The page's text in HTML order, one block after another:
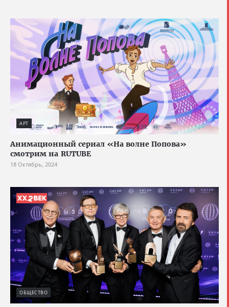
АРТ
Анимационный сериал «На волне Попова»
смотрим на RUTUBE
18 Октябрь, 2024
ОБЩЕСТВО